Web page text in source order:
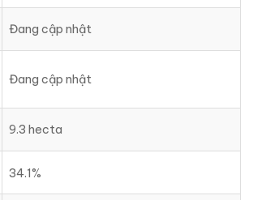
Đang cập nhật
Đang cập nhật
9.3 hecta
34.1%